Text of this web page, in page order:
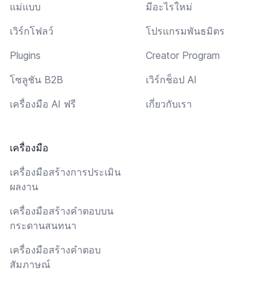
แม่แบบ
เวิร์กโฟลว์
Plugins
โซลูชัน B2B
เครื่องมือ AI ฟรี
เครื่องมือ
เครื่องมือสร้างการประเมิน
ผลงาน
เครื่องมือสร้างคำตอบบน
กระดานสนทนา
เครื่องมือสร้างคำตอบ
สัมภาษณ์
มีอะไรใหม่
โปรแกรมพันธมิตร
Creator Program
เวิร์กช็อป AI
เกี่ยวกับเรา